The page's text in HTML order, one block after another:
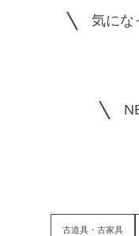
気にな
古道具・古家具